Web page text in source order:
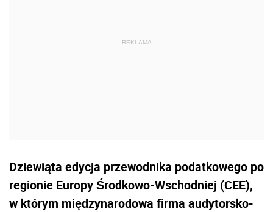
Dziewiąta edycja przewodnika podatkowego po
regionie Europy Środkowo-Wschodniej (CEE),
w którym międzynarodowa firma audytorsko-